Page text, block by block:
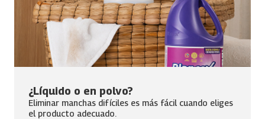
¿Líquido o en polvo?
Eliminar manchas difíciles es más fácil cuando eliges
el producto adecuado.